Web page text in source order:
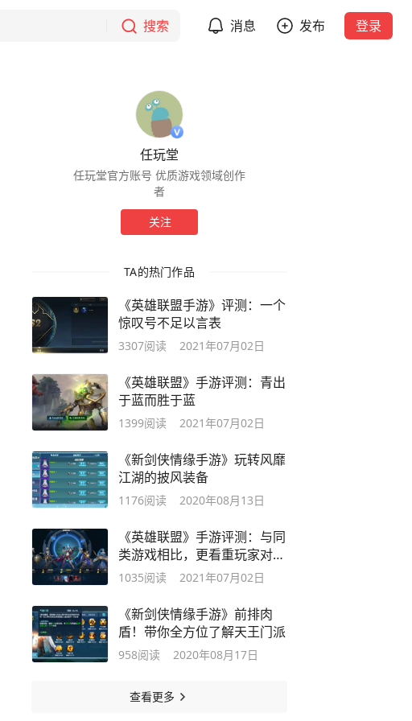
搜索 消息 发布 登录
任玩堂
任玩堂官方账号 优质游戏领域创作
者
关注
TA的热门作品
《英雄联盟手游》评测：一个
惊叹号不足以言表
3307阅读 2021年07月02日
《英雄联盟》手游评测：青出
于蓝而胜于蓝
1399阅读 2021年07月02日
《新剑侠情缘手游》玩转风靡
江湖的披风装备
1176阅读 2020年08月13日
《英雄联盟》手游评测：与同
类游戏相比，更看重玩家对线
期发育
1035阅读 2021年07月02日
《新剑侠情缘手游》前排肉
盾！带你全方位了解天王门派
958阅读 2020年08月17日
查看更多